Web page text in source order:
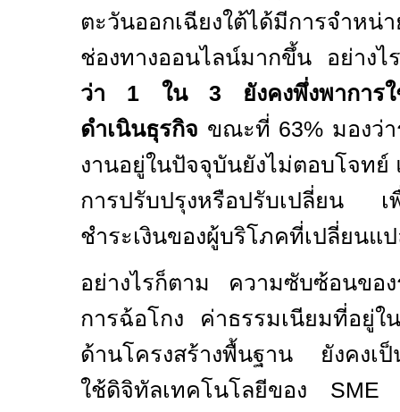
ตะวันออกเฉียงใต้ได้มีการจำหน่
ช่องทางออนไลน์มากขึ้น อย่าง
ว่า 1 ใน 3 ยังคงพึ่งพาการ
ดำเนินธุรกิจ ขณะที่ 63% มองว่
งานอยู่ในปัจจุบันยังไม่ตอบโจทย์
การปรับปรุงหรือปรับเปลี่ยน เ
ชำระเงินของผู้บริโภคที่เปลี่ยนแ
อย่างไรก็ตาม ความซับซ้อนขอ
การฉ้อโกง ค่าธรรมเนียมที่อยู่ใ
ด้านโครงสร้างพื้นฐาน ยังคงเ
ใช้ดิจิทัลเทคโนโลยีของ